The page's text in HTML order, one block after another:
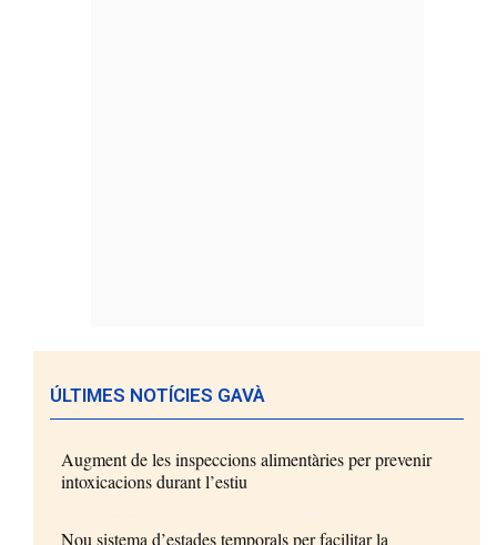
ÚLTIMES NOTÍCIES GAVÀ
Augment de les inspeccions alimentàries per prevenir
intoxicacions durant l’estiu
Nou sistema d’estades temporals per facilitar la